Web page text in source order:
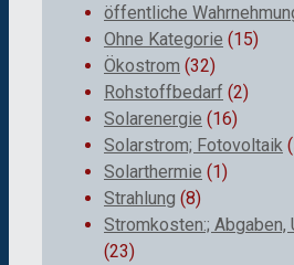
öffentliche
Ohne Kategorie (15)
Ökostrom (32)
Rohstoffbedarf (2)
Solarenergie (16)
Solarstrom; Fotovoltaik
Solarthermie (1)
Strahlung (8)
Stromkosten:; Abgaben,
(23)